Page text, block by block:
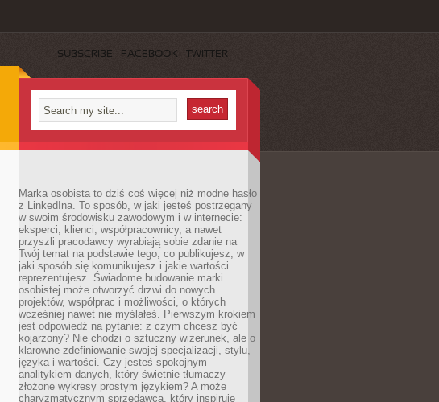
SUBSCRIBE FACEBOOK TWITTER
Marka osobista to dziś coś więcej niż modne hasło
z LinkedIna. To sposób, w jaki jesteś postrzegany
w swoim środowisku zawodowym i w internecie:
eksperci, klienci, współpracownicy, a nawet
przyszli pracodawcy wyrabiają sobie zdanie na
Twój temat na podstawie tego, co publikujesz, w
jaki sposób się komunikujesz i jakie wartości
reprezentujesz. Świadome budowanie marki
osobistej może otworzyć drzwi do nowych
projektów, współprac i możliwości, o których
wcześniej nawet nie myślałeś. Pierwszym krokiem
jest odpowiedź na pytanie: z czym chcesz być
kojarzony? Nie chodzi o sztuczny wizerunek, ale o
klarowne zdefiniowanie swojej specjalizacji, stylu,
języka i wartości. Czy jesteś spokojnym
analitykiem danych, który świetnie tłumaczy
złożone wykresy prostym językiem? A może
charyzmatycznym sprzedawcą, który inspiruje